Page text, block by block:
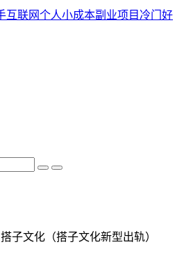
搭子文化（搭子文化新型出轨）